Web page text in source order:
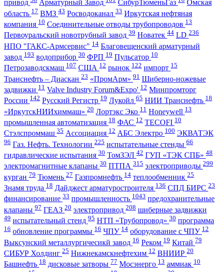
привод Арматурный Завод СибурТюменьГаз
Омская
область 17 ВМЗ 43 Росводоканал 33 Иркутская нефтяная
компания 10 Соединительные отводы трубопроводов 13
Первоуральский новотрубный завод 39 Новатек 44 LD 236
НПО "ГАКС-Армсервис" 14 Благовещенский арматурный
завод 193 водоприбор 30 ФРП 19 Пульсатор 10
Петрозаводскмаш 107 США 12 рынок 122 импорт 15
Транснефть – Диаскан 23 «ПромАрм» 91 Шиберно-ножевые
задвижки 11 Valve Industry Forum&Expo' 12 Минпромторг
России 142 Русский Регистр 19 Лукойл 65 НИИ Транснефть 18
«ИркутскНИИхиммаш» 20 Лортэкс Эко 11 Honeywell 13
промышленная автоматизация 18 ФАС 12 TECOFI 10
Стэлспроммаш 35 Ассоциация 12 АБС Электро 100 ЭКВАТЭК
96 Газ. Нефть. Технологии 225 испытательные стенды 66
гидравлические испытания 30 ТомЗЭЛ 42 ГУП «ТЭК СПБ» 48
электромагнитные клапаны 30 ПТПА 315 электроприводы 299
курган 79 Тюмень 27 Газпромнефть 14 теплообменник 25
Знамя труда 18 Дайджест арматуростроителя 136 СПД БИРС 23
финансирование 33 промышленность 1043 предохранительные
клапаны 97 ГЕАЗ 20 электропривод 208 шиберные задвижки
49 испытательный стенд 95 НТП «Трубопровод» 30 программа
16 обновление программы 16 ЧПУ 14 оборудование с ЧПУ 12
Выксунский металлургичесикй завод 16 Реком 19 Китай 79
СИБУР Холдинг 25 Нижнекамскнефтехим 12 ВНИИР 20
Башнефть 18 дисковые затворы 77 Мосэнерго 13 аммиак 10